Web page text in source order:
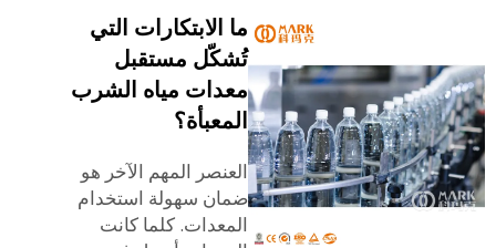
ما الابتكارات التي
تُشكّل مستقبل
معدات مياه الشرب
المعبأة؟
العنصر المهم الآخر هو
ضمان سهولة استخدام
المعدات. كلما كانت